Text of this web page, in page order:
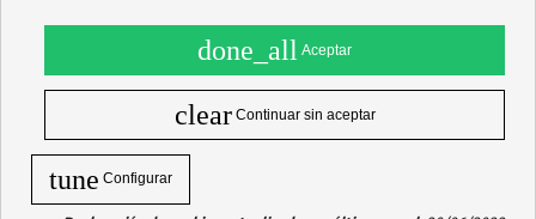
done_all Aceptar
clear Continuar sin aceptar
tune Configurar